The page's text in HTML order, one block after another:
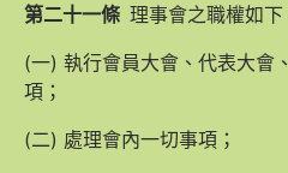
第二十一條 理事會之職權如下
(一) 執行會員大會、代表大會
項；
(二) 處理會內一切事項；